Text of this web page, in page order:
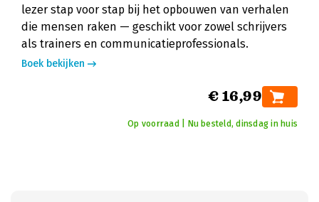
lezer stap voor stap bij het opbouwen van verhalen
die mensen raken — geschikt voor zowel schrijvers
als trainers en communicatieprofessionals.
Boek bekijken
€ 16,99
Op voorraad | Nu besteld, dinsdag in huis